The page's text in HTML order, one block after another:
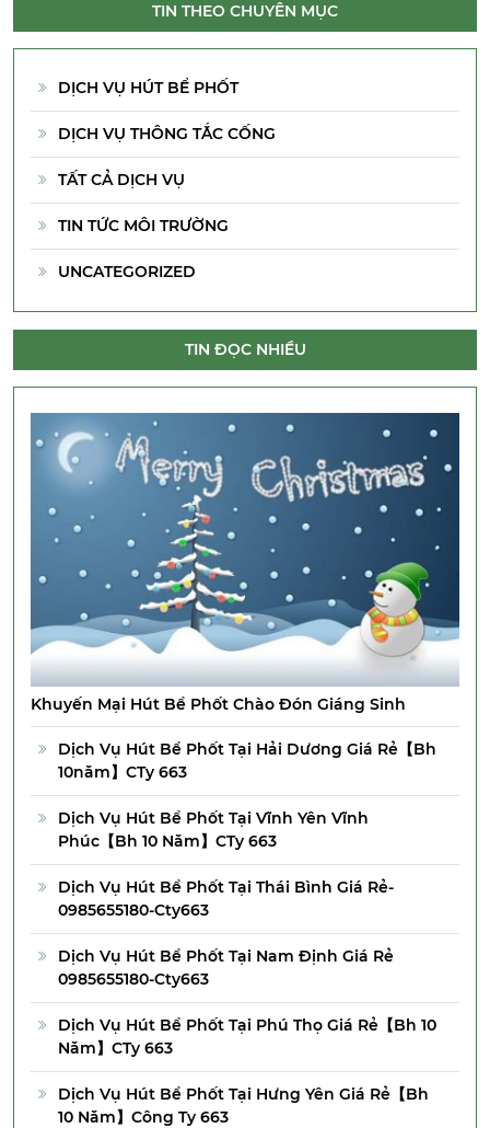
TIN THEO CHUYÊN MỤC
DỊCH VỤ HÚT BỂ PHỐT
DỊCH VỤ THÔNG TẮC CỐNG
TẤT CẢ DỊCH VỤ
TIN TỨC MÔI TRƯỜNG
UNCATEGORIZED
TIN ĐỌC NHIỀU
Khuyến Mại Hút Bể Phốt Chào Đón Giáng Sinh
Dịch Vụ Hút Bể Phốt Tại Hải Dương Giá Rẻ【Bh
10năm】CTy 663
Dịch Vụ Hút Bể Phốt Tại Vĩnh Yên Vĩnh
Phúc【Bh 10 Năm】CTy 663
Dịch Vụ Hút Bể Phốt Tại Thái Bình Giá Rẻ-
0985655180-Cty663
Dịch Vụ Hút Bể Phốt Tại Nam Định Giá Rẻ
0985655180-Cty663
Dịch Vụ Hút Bể Phốt Tại Phú Thọ Giá Rẻ【Bh 10
Năm】CTy 663
Dịch Vụ Hút Bể Phốt Tại Hưng Yên Giá Rẻ【Bh
10 Năm】Công Ty 663